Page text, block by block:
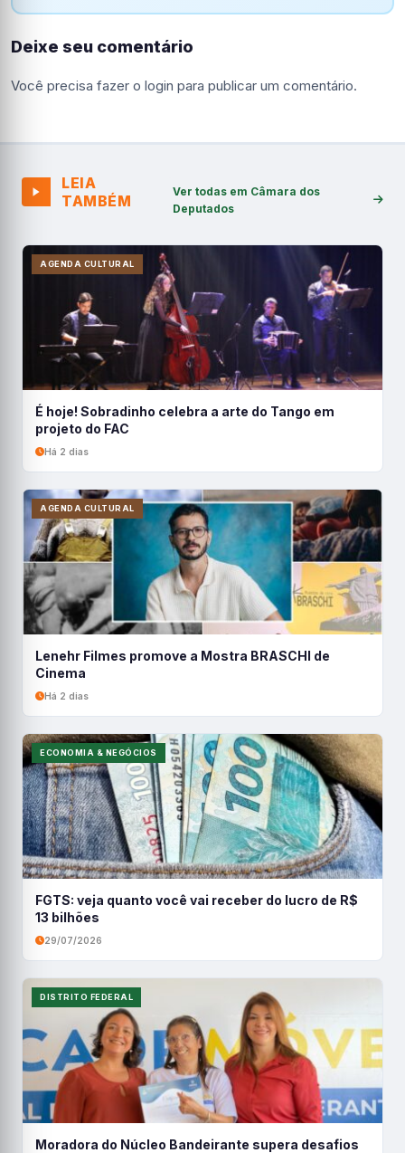
Deixe seu comentário
Você precisa fazer o login para publicar um comentário.
LEIA
TAMBÉM
Ver todas em Câmara dos
Deputados
AGENDA CULTURAL
É hoje! Sobradinho celebra a arte do Tango em
projeto do FAC
Há 2 dias
AGENDA CULTURAL
Lenehr Filmes promove a Mostra BRASCHI de
Cinema
Há 2 dias
ECONOMIA & NEGÓCIOS
FGTS: veja quanto você vai receber do lucro de R$
13 bilhões
29/07/2026
DISTRITO FEDERAL
Moradora do Núcleo Bandeirante supera desafios